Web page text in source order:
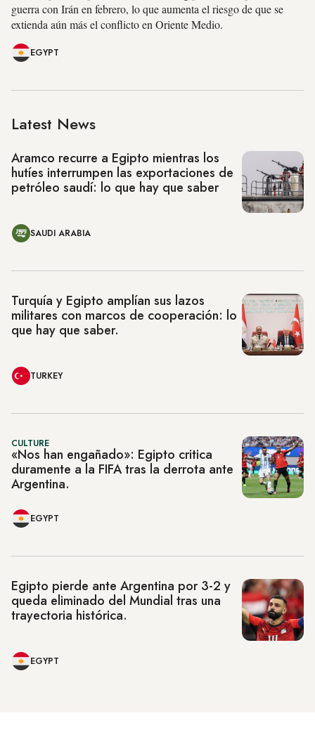
guerra con Irán en febrero, lo que aumenta el riesgo de que se
extienda aún más el conflicto en Oriente Medio.
EGYPT
Latest News
Aramco recurre a Egipto mientras los
hutíes interrumpen las exportaciones de
petróleo saudí: lo que hay que saber
SAUDI ARABIA
Turquía y Egipto amplían sus lazos
militares con marcos de cooperación: lo
que hay que saber.
TURKEY
CULTURE
«Nos han engañado»: Egipto critica
duramente a la FIFA tras la derrota ante
Argentina.
EGYPT
Egipto pierde ante Argentina por 3-2 y
queda eliminado del Mundial tras una
trayectoria histórica.
EGYPT